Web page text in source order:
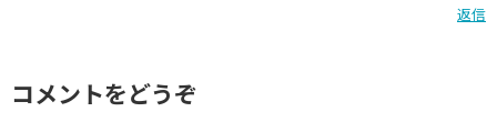
返信
コメントをどうぞ